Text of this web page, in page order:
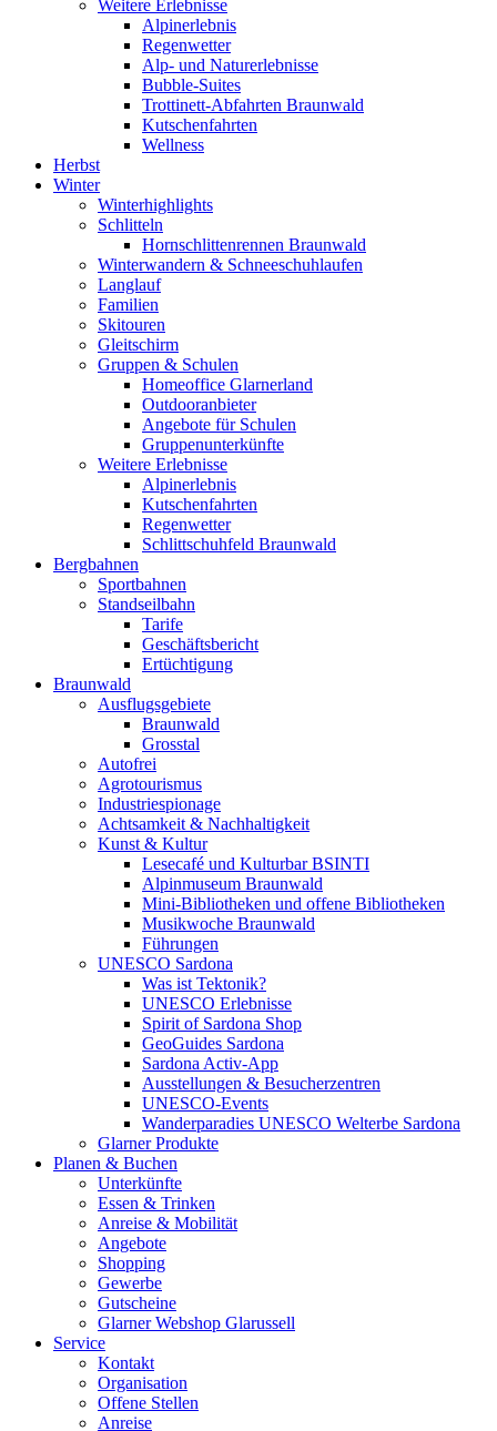
Weitere Erlebnisse
Alpinerlebnis
Regenwetter
Alp- und Naturerlebnisse
Bubble-Suites
Trottinett-Abfahrten Braunwald
Kutschenfahrten
Wellness
Herbst
Winter
Winterhighlights
Schlitteln
Hornschlittenrennen Braunwald
Winterwandern & Schneeschuhlaufen
Langlauf
Familien
Skitouren
Gleitschirm
Gruppen & Schulen
Homeoffice Glarnerland
Outdooranbieter
Angebote für Schulen
Gruppenunterkünfte
Weitere Erlebnisse
Alpinerlebnis
Kutschenfahrten
Regenwetter
Schlittschuhfeld Braunwald
Bergbahnen
Sportbahnen
Standseilbahn
Tarife
Geschäftsbericht
Ertüchtigung
Braunwald
Ausflugsgebiete
Braunwald
Grosstal
Autofrei
Agrotourismus
Industriespionage
Achtsamkeit & Nachhaltigkeit
Kunst & Kultur
Lesecafé und Kulturbar BSINTI
Alpinmuseum Braunwald
Mini-Bibliotheken und offene Bibliotheken
Musikwoche Braunwald
Führungen
UNESCO Sardona
Was ist Tektonik?
UNESCO Erlebnisse
Spirit of Sardona Shop
GeoGuides Sardona
Sardona Activ-App
Ausstellungen & Besucherzentren
UNESCO-Events
Wanderparadies UNESCO Welterbe Sardona
Glarner Produkte
Planen & Buchen
Unterkünfte
Essen & Trinken
Anreise & Mobilität
Angebote
Shopping
Gewerbe
Gutscheine
Glarner Webshop Glarussell
Service
Kontakt
Organisation
Offene Stellen
Anreise